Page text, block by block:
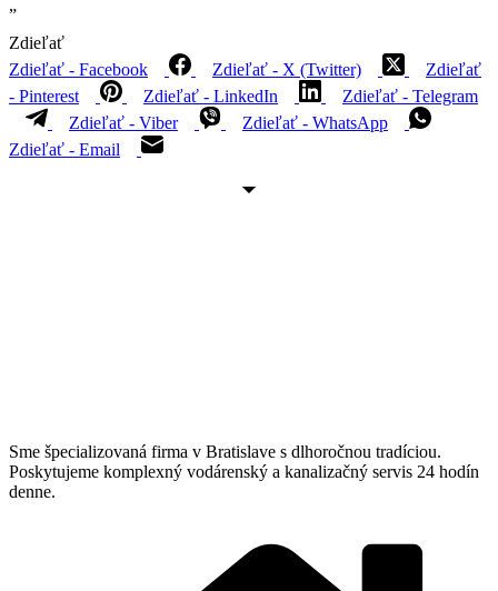
„
Zdieľať
Zdieľať - Facebook
Zdieľať - X (Twitter)
Zdieľať
- Pinterest
Zdieľať - LinkedIn
Zdieľať - Telegram
Zdieľať - Viber
Zdieľať - WhatsApp
Zdieľať - Email
Sme špecializovaná firma v Bratislave s dlhoročnou tradíciou.
Poskytujeme komplexný vodárenský a kanalizačný servis 24 hodín
denne.